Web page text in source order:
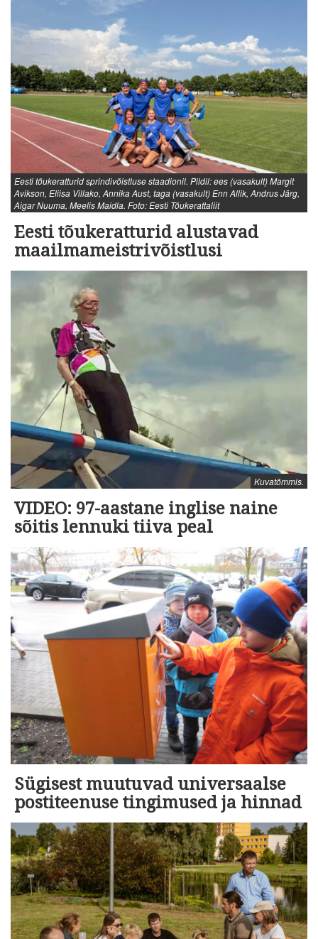
Eesti tõukeratturid sprindivõistluse staadionil. Pildil: ees (vasakult) Margit
Avikson, Eliisa Villako, Annika Aust, taga (vasakult) Enn Allik, Andrus Järg,
Aigar Nuuma, Meelis Maidla. Foto: Eesti Tõukerattaliit
Eesti tõukeratturid alustavad
maailmameistrivõistlusi
Kuvatõmmis.
VIDEO: 97-aastane inglise naine
sõitis lennuki tiiva peal
Sügisest muutuvad universaalse
postiteenuse tingimused ja hinnad